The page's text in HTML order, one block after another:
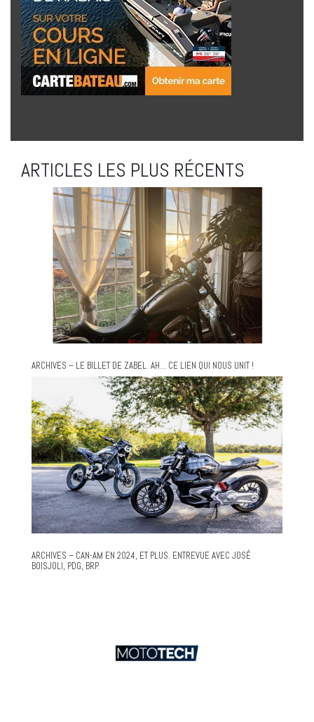
ARTICLES LES PLUS RÉCENTS
ARCHIVES – LE BILLET DE ZABEL. AH… CE LIEN QUI NOUS UNIT !
ARCHIVES – CAN-AM EN 2024, ET PLUS. ENTREVUE AVEC JOSÉ
BOISJOLI, PDG, BRP.